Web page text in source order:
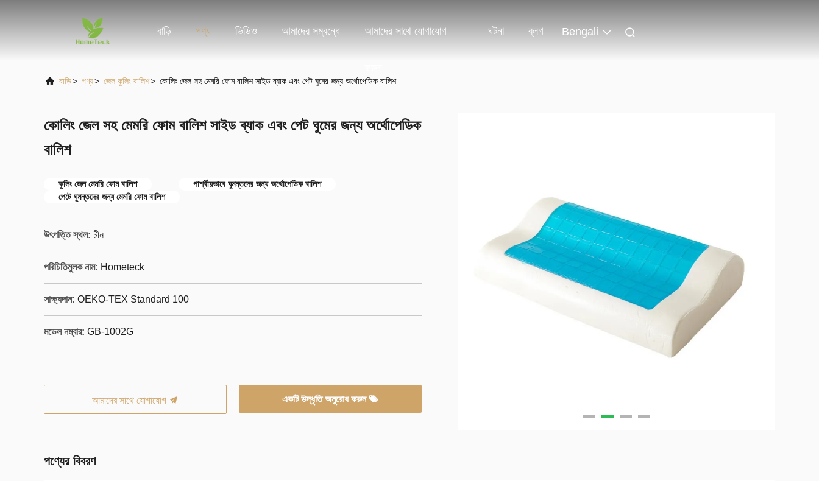
বাড়ি পণ্য ভিডিও আমাদের সম্বন্ধে আমাদের সাথে যোগাযোগ ঘটনা ব্লগ Bengali
বাড়ি> পণ্য> জেল কুলিং বালিশ> কোলিং জেল সহ মেমরি ফোম বালিশ সাইড ব্যাক এবং পেট ঘুমের জন্য অর্থোপেডিক বালিশ
কোলিং জেল সহ মেমরি ফোম বালিশ সাইড ব্যাক এবং পেট ঘুমের জন্য অর্থোপেডিক
বালিশ
কুলিং জেল মেমরি ফোম বালিশ
পার্শ্বীয়ভাবে ঘুমন্তদের জন্য অর্থোপেডিক বালিশ
পেটে ঘুমন্তদের জন্য মেমরি ফোম বালিশ
উৎপত্তি স্থল: চীন
পরিচিতিমুলক নাম: Hometeck
সাক্ষ্যদান: OEKO-TEX Standard 100
মডেল নম্বার: GB-1002G
আমাদের সাথে যোগাযোগ একটি উদ্ধৃতি অনুরোধ করুন
পণ্যের বিবরণ